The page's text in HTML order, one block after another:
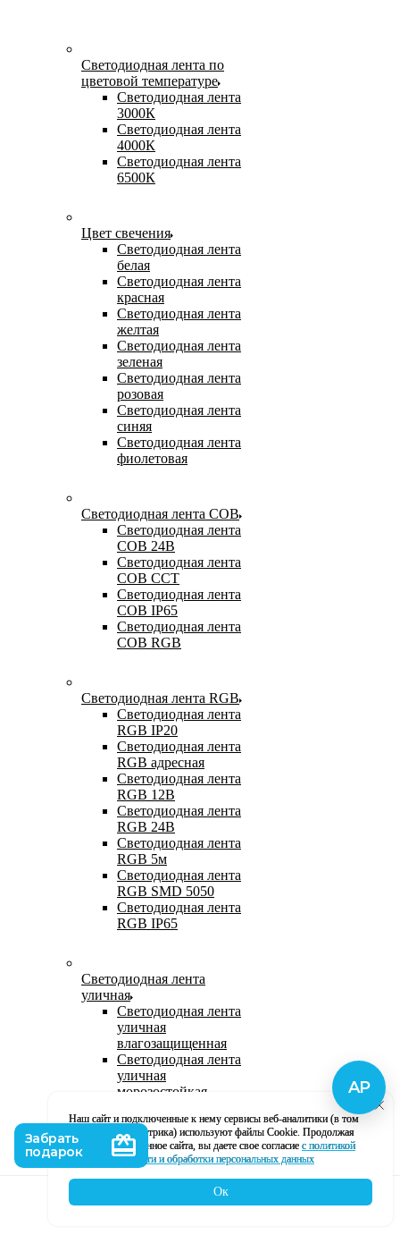
Светодиодная лента по
цветовой температуре
Светодиодная лента
3000К
Светодиодная лента
4000К
Светодиодная лента
6500К
Цвет свечения
Светодиодная лента
белая
Светодиодная лента
красная
Светодиодная лента
желтая
Светодиодная лента
зеленая
Светодиодная лента
розовая
Светодиодная лента
синяя
Светодиодная лента
фиолетовая
Светодиодная лента COB
Светодиодная лента
COB 24В
Светодиодная лента
COB CCT
Светодиодная лента
COB IP65
Светодиодная лента
COB RGB
Светодиодная лента RGB
Светодиодная лента
RGB IP20
Светодиодная лента
RGB адресная
Светодиодная лента
RGB 12В
Светодиодная лента
RGB 24В
Светодиодная лента
RGB 5м
Светодиодная лента
RGB SMD 5050
Светодиодная лента
RGB IP65
Светодиодная лента
уличная
Светодиодная лента
уличная
влагозащищенная
Светодиодная лента
уличная
морозостойкая
светодиодная лента
220В
Светодиодная лента
уличная в силиконе
Наш сайт и подключенные к нему сервисы веб-аналитики (в том
числе, Яндекс Метрика) используют файлы Cookie. Продолжая
использование данное сайта, вы даете свое согласие с политикой
кофиденциальности и обработки персональных данных
Ок